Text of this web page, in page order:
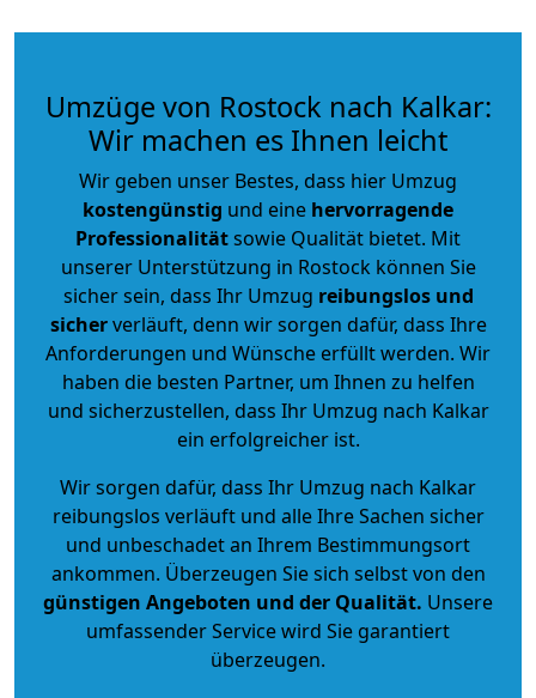
Umzüge von Rostock nach Kalkar:
Wir machen es Ihnen leicht
Wir geben unser Bestes, dass hier Umzug
kostengünstig und eine hervorragende
Professionalitätsowie Qualität bietet. Mit
unserer Unterstützung in Rostock können Sie
sicher sein, dass Ihr Umzug reibungslos und
sicherverläuft, denn wir sorgen dafür, dass Ihre
Anforderungen und Wünsche erfüllt werden. Wir
haben die besten Partner, um Ihnen zu helfen
und sicherzustellen, dass Ihr Umzug nach Kalkar
ein erfolgreicher ist.
Wir sorgen dafür, dass Ihr Umzug nach Kalkar
reibungslos verläuft und alle Ihre Sachen sicher
und unbeschadet an Ihrem Bestimmungsort
ankommen. Überzeugen Sie sich selbst von den
günstigen Angeboten und der Qualität. Unsere
umfassender Service wird Sie garantiert
überzeugen.